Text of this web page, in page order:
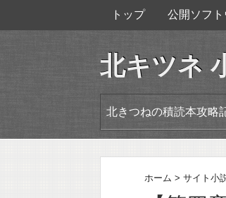
トップ 公開ソフト
北キツネ
北きつねの積読本攻略
ホーム > サイト小